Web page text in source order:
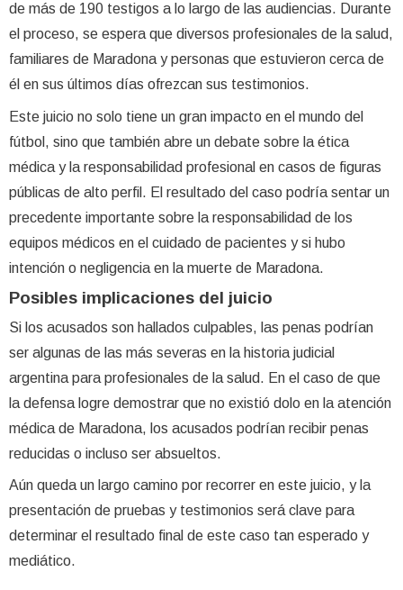
de más de 190 testigos a lo largo de las audiencias. Durante
el proceso, se espera que diversos profesionales de la salud,
familiares de Maradona y personas que estuvieron cerca de
él en sus últimos días ofrezcan sus testimonios.
Este juicio no solo tiene un gran impacto en el mundo del
fútbol, sino que también abre un debate sobre la ética
médica y la responsabilidad profesional en casos de figuras
públicas de alto perfil. El resultado del caso podría sentar un
precedente importante sobre la responsabilidad de los
equipos médicos en el cuidado de pacientes y si hubo
intención o negligencia en la muerte de Maradona.
Posibles implicaciones del juicio
Si los acusados son hallados culpables, las penas podrían
ser algunas de las más severas en la historia judicial
argentina para profesionales de la salud. En el caso de que
la defensa logre demostrar que no existió dolo en la atención
médica de Maradona, los acusados podrían recibir penas
reducidas o incluso ser absueltos.
Aún queda un largo camino por recorrer en este juicio, y la
presentación de pruebas y testimonios será clave para
determinar el resultado final de este caso tan esperado y
mediático.